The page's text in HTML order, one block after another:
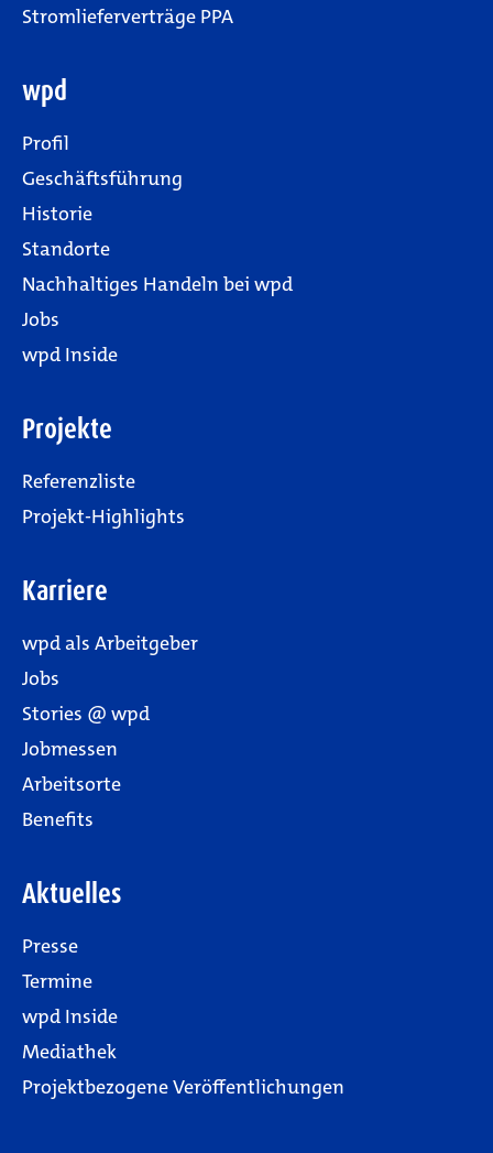
Stromlieferverträge PPA
wpd
Profil
Geschäftsführung
Historie
Standorte
Nachhaltiges Handeln bei wpd
Jobs
wpd Inside
Projekte
Referenzliste
Projekt-Highlights
Karriere
wpd als Arbeitgeber
Jobs
Stories @ wpd
Jobmessen
Arbeitsorte
Benefits
Aktuelles
Presse
Termine
wpd Inside
Mediathek
Projektbezogene Veröffentlichungen